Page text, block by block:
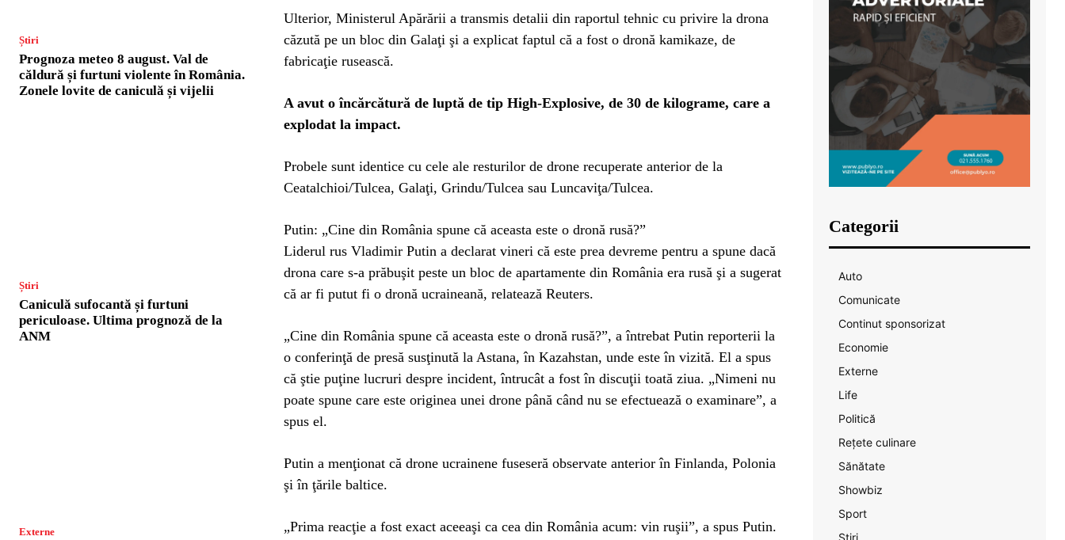
Știri
Prognoza meteo 8 august. Val de
căldură și furtuni violente în România.
Zonele lovite de caniculă și vijelii
Știri
Caniculă sufocantă și furtuni
periculoase. Ultima prognoză de la
ANM
Externe
Ulterior, Ministerul Apărării a transmis detalii din raportul tehnic cu privire la drona
căzută pe un bloc din Galaţi şi a explicat faptul că a fost o dronă kamikaze, de
fabricaţie rusească.
A avut o încărcătură de luptă de tip High-Explosive, de 30 de kilograme, care a
explodat la impact.
Probele sunt identice cu cele ale resturilor de drone recuperate anterior de la
Ceatalchioi/Tulcea, Galaţi, Grindu/Tulcea sau Luncaviţa/Tulcea.
Putin: „Cine din România spune că aceasta este o dronă rusă?”
Liderul rus Vladimir Putin a declarat vineri că este prea devreme pentru a spune dacă
drona care s-a prăbuşit peste un bloc de apartamente din România era rusă şi a sugerat
că ar fi putut fi o dronă ucraineană, relatează Reuters.
„Cine din România spune că aceasta este o dronă rusă?”, a întrebat Putin reporterii la
o conferinţă de presă susţinută la Astana, în Kazahstan, unde este în vizită. El a spus
că ştie puţine lucruri despre incident, întrucât a fost în discuţii toată ziua. „Nimeni nu
poate spune care este originea unei drone până când nu se efectuează o examinare”, a
spus el.
Putin a menţionat că drone ucrainene fuseseră observate anterior în Finlanda, Polonia
şi în ţările baltice.
„Prima reacţie a fost exact aceeaşi ca cea din România acum: vin ruşii”, a spus Putin.
Categorii
Auto
Comunicate
Continut sponsorizat
Economie
Externe
Life
Politică
Rețete culinare
Sănătate
Showbiz
Sport